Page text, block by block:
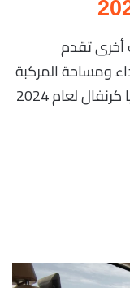
مع سيارات أخرى تقدم
ومساحة المركبة
الداخلية وغيرها، ويأتي أبرز منافسين كيا كرنفال لعام 2024